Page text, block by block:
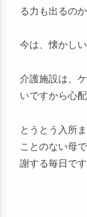
る力も出るのか
今は、懐かしい
介護施設は、
いですから心
とうとう入所
ことのない母
謝する毎日です